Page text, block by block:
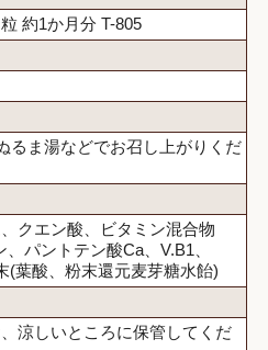
約1か月分 T-805
るま湯などでお召し上がりくだ
クエン酸、ビタミン混合物
パントテン酸Ca、V.B1、
(葉酸、粉末還元麦芽糖水飴)
涼しいところに保管してくだ